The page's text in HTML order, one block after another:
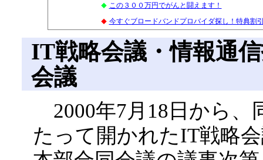
◆ この３００万円でがんと闘えます！
◆ 今すぐブロードバンドプロバイダ探し！特典割
IT戦略会議・情報通
会議
2000年7月18日から、
たって開かれたIT戦略